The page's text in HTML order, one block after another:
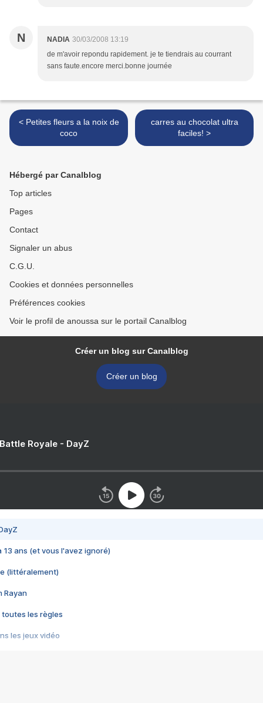
N NADIA 30/03/2008 13:19
de m'avoir repondu rapidement. je te tiendrais au courrant
sans faute.encore merci.bonne journée
< Petites fleurs a la noix de
coco
carres au chocolat ultra
faciles! >
Hébergé par Canalblog
Top articles
Pages
Contact
Signaler un abus
C.G.U.
Cookies et données personnelles
Préférences cookies
Voir le profil de anoussa sur le portail Canalblog
Créer un blog sur Canalblog
Créer un blog
Royale - DayZ
13 ans (et vous l'avez ignoré)
(littéralement)
Rayan
toutes les règles
les jeux vidéo